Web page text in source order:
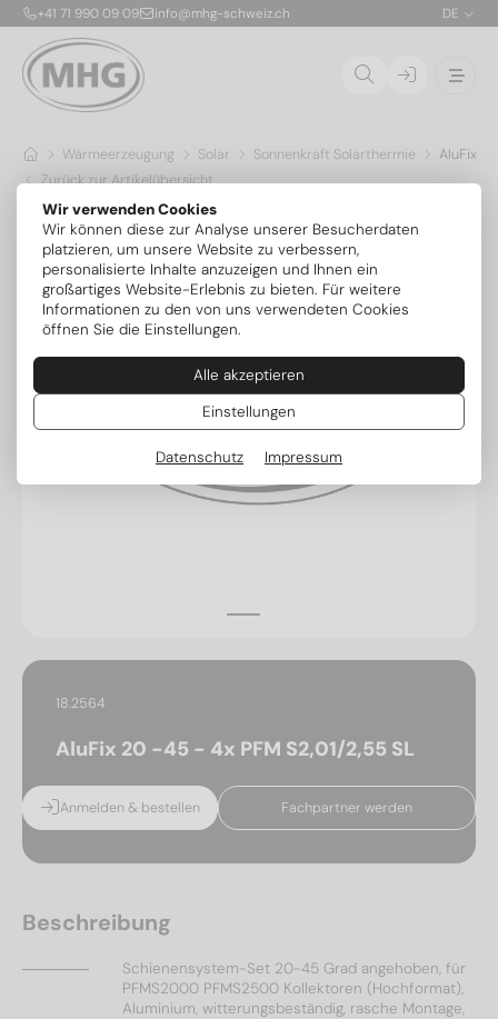
Wir verwenden Cookies
Wir können diese zur Analyse unserer Besucherdaten
platzieren, um unsere Website zu verbessern,
personalisierte Inhalte anzuzeigen und Ihnen ein
großartiges Website-Erlebnis zu bieten. Für weitere
Informationen zu den von uns verwendeten Cookies
öffnen Sie die Einstellungen.
Alle akzeptieren
Einstellungen
Datenschutz Impressum
+41 71 990 09 09 info@mhg-schweiz.ch DE
Wärmeerzeugung Solar Sonnenkraft Solarthermie
AluFix
Zurück zur Artikelübersicht
18.2564
AluFix 20 -45 - 4x PFM S2,01/2,55 SL
Anmelden & bestellen Fachpartner werden
Beschreibung
Schienensystem-Set 20-45 Grad angehoben, für
PFMS2000 PFMS2500 Kollektoren (Hochformat),
Aluminium, witterungsbeständig, rasche Montage,